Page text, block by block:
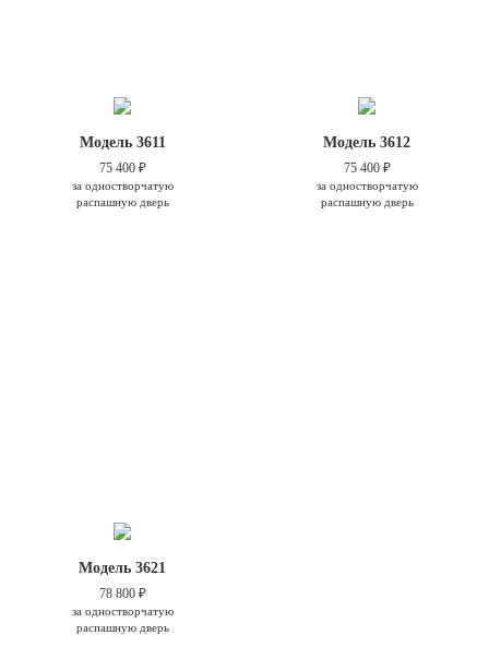
Модель 3611
75 400 ₽
за одностворчатую
распашную дверь
Модель 3612
75 400 ₽
за одностворчатую
распашную дверь
Модель 3621
78 800 ₽
за одностворчатую
распашную дверь